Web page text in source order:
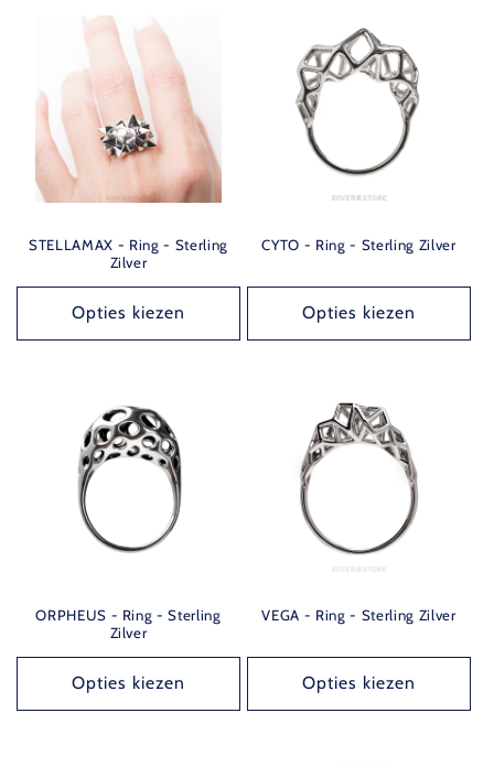
STELLAMAX - Ring - Sterling
Zilver
Opties kiezen
CYTO - Ring - Sterling Zilver
Opties kiezen
ORPHEUS - Ring - Sterling
Zilver
Opties kiezen
VEGA - Ring - Sterling Zilver
Opties kiezen